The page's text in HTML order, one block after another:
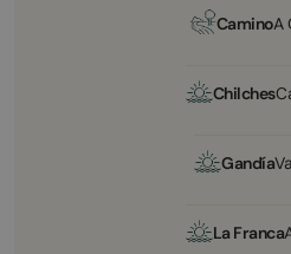
CaminoA
Chilches
Gandía
La Franca